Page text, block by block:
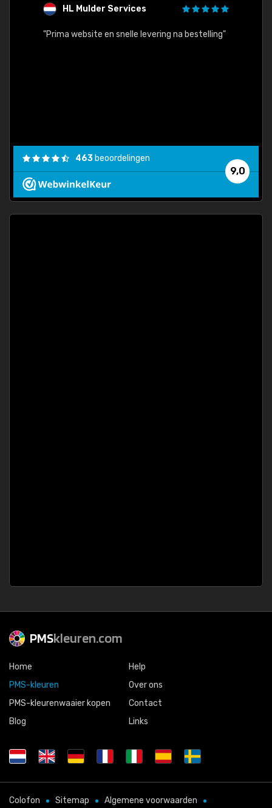
HL Mulder Services
"Prima website en snelle levering na bestelling"
9,0
463 beoordelingen
PMSkleuren.com
Home
PMS-kleuren
PMS-kleurenwaaier kopen
Blog
Help
Over ons
Contact
Links
Colofon Sitemap Algemene voorwaarden